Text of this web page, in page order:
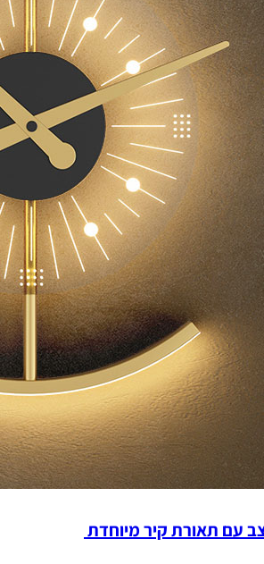
עם תאורת קיר מיוחדת